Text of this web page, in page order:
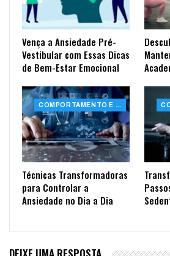
Vença a Ansiedade Pré-
Vestibular com Essas Dicas
de Bem-Estar Emocional
COMPORTAMENTO E SAÚDE
Técnicas Transformadoras
para Controlar a
Ansiedade no Dia a Dia